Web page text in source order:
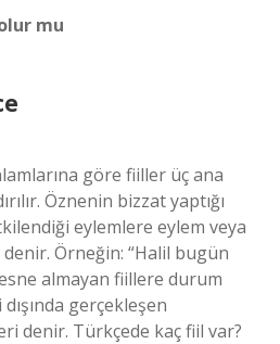
mu
göre fiiller üç ana
Öznenin bizzat yaptığı
eylemlere eylem veya
Örneğin: “Halil bugün
almayan fiillere durum
gerçekleşen
denir. Türkçede kaç fiil var?